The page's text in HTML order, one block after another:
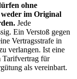
ohne
im Original
Jede
Ein Verstoß gegen
Vertragsstrafe in
verlangen. Ist eine
Tarifvertrag für
als vereinbart.